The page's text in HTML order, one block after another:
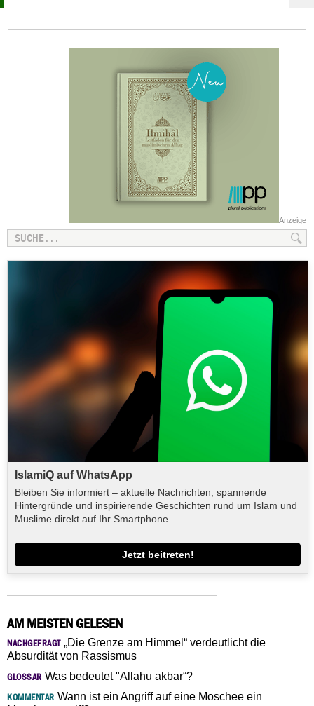
Anzeige
IslamiQ auf WhatsApp
Bleiben Sie informiert – aktuelle Nachrichten, spannende
Hintergründe und inspirierende Geschichten rund um Islam und
Muslime direkt auf Ihr Smartphone.
Jetzt beitreten!
AM MEISTEN GELESEN
NACHGEFRAGT„Die Grenze am Himmel“ verdeutlicht die
Absurdität von Rassismus
GLOSSAR Was bedeutet "Allahu akbar“?
KOMMENTAR Wann ist ein Angriff auf eine Moschee ein